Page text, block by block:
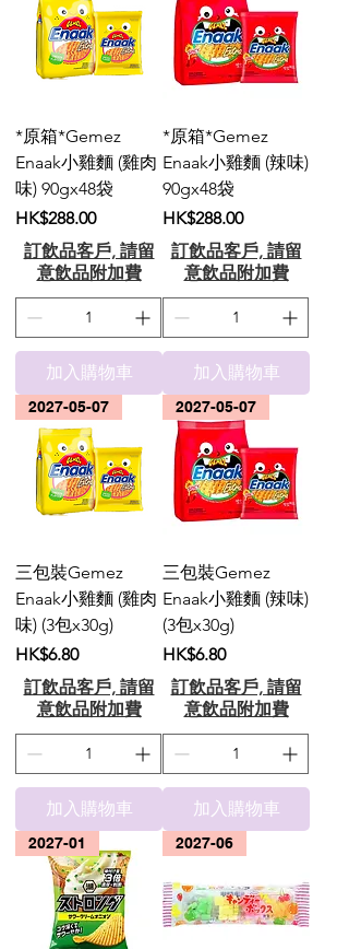
*原箱*Gemez
Enaak小雞麵 (雞肉
味) 90gx48袋
價格
HK$288.00
訂飲品客戶, 請留
意飲品附加費
加入購物車
*原箱*Gemez
Enaak小雞麵 (辣味)
90gx48袋
價格
HK$288.00
訂飲品客戶, 請留
意飲品附加費
加入購物車
2027-05-07
三包裝Gemez
Enaak小雞麵 (雞肉
味) (3包x30g)
價格
HK$6.80
訂飲品客戶, 請留
意飲品附加費
加入購物車
2027-05-07
三包裝Gemez
Enaak小雞麵 (辣味)
(3包x30g)
價格
HK$6.80
訂飲品客戶, 請留
意飲品附加費
加入購物車
2027-01 2027-06